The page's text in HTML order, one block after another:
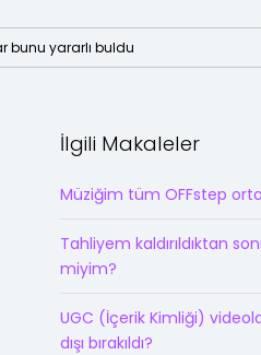
bunu yararlı buldu
İlgili Makaleler
Müziğim tüm OFFstep
Tahliyem kaldırıldıktan
miyim?
UGC (İçerik Kimliği)
dışı bırakıldı?